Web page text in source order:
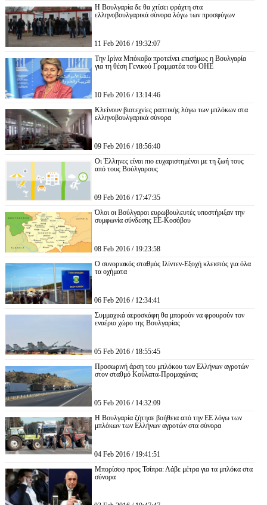
Η Βουλγαρία δε θα χτίσει φράχτη στα
ελληνοβουλγαρικά σύνορα λόγω των προσφύγων
11 Feb 2016 / 19:32:07
Την Ιρίνα Μπόκοβα προτείνει επισήμως η Βουλγαρία
για τη θέση Γενικού Γραμματέα του ΟΗΕ
10 Feb 2016 / 13:14:46
Κλείνουν βιοτεχνίες ραπτικής λόγω των μπλόκων στα
ελληνοβουλγαρικά σύνορα
09 Feb 2016 / 18:56:40
Οι Έλληνες είναι πιο ευχαριστημένοι με τη ζωή τους
από τους Βούλγαρους
09 Feb 2016 / 17:47:35
Όλοι οι Βούλγαροι ευρωβουλευτές υποστήριξαν την
συμφωνία σύνδεσης ΕΕ-Κοσόβου
08 Feb 2016 / 19:23:58
Ο συνοριακός σταθμός Ιλίντεν-Εξοχή κλειστός για όλα
τα οχήματα
06 Feb 2016 / 12:34:41
Συμμαχικά αεροσκάφη θα μπορούν να φρουρούν τον
εναέριο χώρο της Βουλγαρίας
05 Feb 2016 / 18:55:45
Προσωρινή άρση του μπλόκου των Ελλήνων αγροτών
στον σταθμό Κούλατα-Προμαχώνας
05 Feb 2016 / 14:32:09
Η Βουλγαρία ζήτησε βοήθεια από την ΕΕ λόγω των
μπλόκων των Ελλήνων αγροτών στα σύνορα
04 Feb 2016 / 19:41:51
Μπορίσοφ προς Τσίπρα: Λάβε μέτρα για τα μπλόκα στα
σύνορα